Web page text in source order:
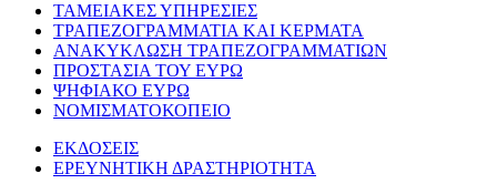
ΤΑΜΕΙΑΚΕΣ ΥΠΗΡΕΣΙΕΣ
ΤΡΑΠΕΖΟΓΡΑΜΜΑΤΙΑ ΚΑΙ ΚΕΡΜΑΤΑ
ΑΝΑΚΥΚΛΩΣΗ ΤΡΑΠΕΖΟΓΡΑΜΜΑΤΙΩΝ
ΠΡΟΣΤΑΣΙΑ ΤΟΥ ΕΥΡΩ
ΨΗΦΙΑΚΟ ΕΥΡΩ
ΝΟΜΙΣΜΑΤΟΚΟΠΕΙΟ
ΕΚΔΟΣΕΙΣ
ΕΡΕΥΝΗΤΙΚΗ ΔΡΑΣΤΗΡΙΟΤΗΤΑ